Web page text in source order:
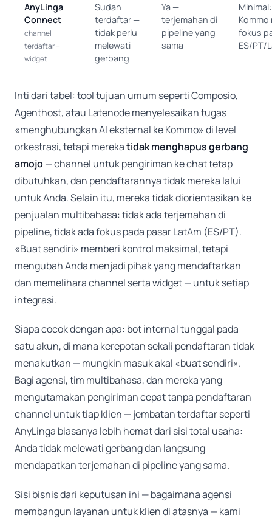
AnyLinga
Connect
channel
terdaftar +
widget
Sudah
terdaftar —
tidak perlu
melewati
gerbang
Ya —
terjemahan di
pipeline yang
sama
fokus
ES/PT/
Inti dari tabel: tool tujuan umum seperti Composio,
Agenthost, atau Latenode menyelesaikan tugas
«menghubungkan AI eksternal ke Kommo» di level
orkestrasi, tetapi merekatidak menghapus gerbang
amojo — channel untuk pengiriman ke chat tetap
dibutuhkan, dan pendaftarannya tidak mereka lalui
untuk Anda. Selain itu, mereka tidak diorientasikan ke
penjualan multibahasa: tidak ada terjemahan di
pipeline, tidak ada fokus pada pasar LatAm (ES/PT).
«Buat sendiri» memberi kontrol maksimal, tetapi
mengubah Anda menjadi pihak yang mendaftarkan
dan memelihara channel serta widget — untuk setiap
integrasi.
Siapa cocok dengan apa: bot internal tunggal pada
satu akun, di mana kerepotan sekali pendaftaran tidak
menakutkan — mungkin masuk akal «buat sendiri».
Bagi agensi, tim multibahasa, dan mereka yang
mengutamakan pengiriman cepat tanpa pendaftaran
channel untuk tiap klien — jembatan terdaftar seperti
AnyLinga biasanya lebih hemat dari sisi total usaha:
Anda tidak melewati gerbang dan langsung
mendapatkan terjemahan di pipeline yang sama.
Sisi bisnis dari keputusan ini — bagaimana agensi
membangun layanan untuk klien di atasnya — kami